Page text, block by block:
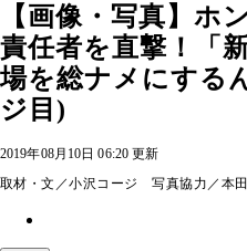
【画像・写真】ホ
責任者を直撃！「
場を総ナメにする
ジ目)
2019年08月10日 06:20 更新
取材・文／小沢コージ 写真協力／本